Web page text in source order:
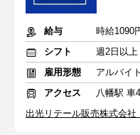
給与
時給
シフト
雇用形態
アルバイ
アクセス
八幡駅 車
出光リテール販売株式会